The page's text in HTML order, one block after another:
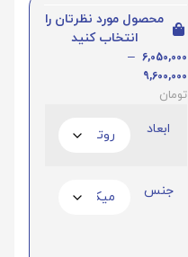
محصول مورد نظرتان را
انتخاب کنید
6,050,000
–
9,600,000
تومان
ابعاد
جنس